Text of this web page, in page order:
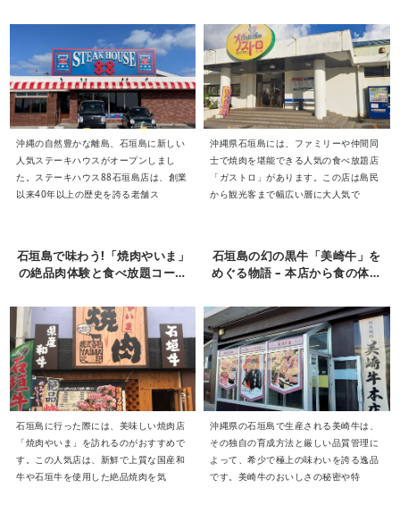
沖縄の自然豊かな離島、石垣島に新しい
人気ステーキハウスがオープンしまし
た。ステーキハウス88石垣島店は、創業
以来40年以上の歴史を誇る老舗ス
沖縄県石垣島には、ファミリーや仲間同
士で焼肉を堪能できる人気の食べ放題店
「ガストロ」があります。この店は島民
から観光客まで幅広い層に大人気で
石垣島で味わう!「焼肉やいま」
の絶品肉体験と食べ放題コース
石垣島に行った際には、美味しい焼肉店
「焼肉やいま」を訪れるのがおすすめで
す。この人気店は、新鮮で上質な国産和
牛や石垣牛を使用した絶品焼肉を気
石垣島の幻の黒牛「美崎牛」を
めぐる物語 – 本店から食の体験
沖縄県の石垣島で生産される美崎牛は、
その独自の育成方法と厳しい品質管理に
よって、希少で極上の味わいを誇る逸品
です。美崎牛のおいしさの秘密や特